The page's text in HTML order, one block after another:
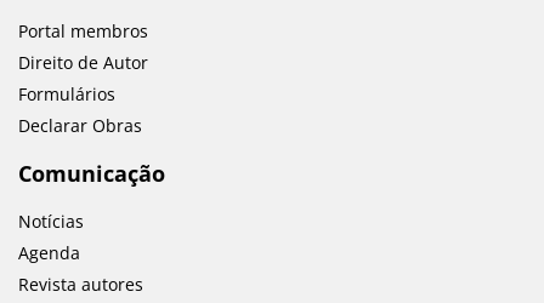
Portal membros
Direito de Autor
Formulários
Declarar Obras
Comunicação
Notícias
Agenda
Revista autores